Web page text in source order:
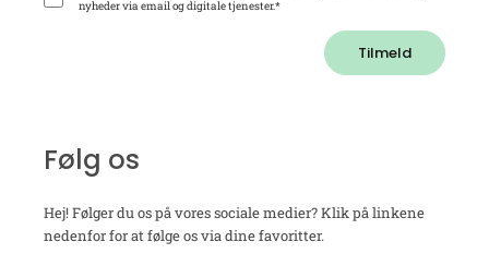
nyheder via email og digitale tjenester.*
Tilmeld
Følg os
Hej! Følger du os på vores sociale medier? Klik på linkene
nedenfor for at følge os via dine favoritter.